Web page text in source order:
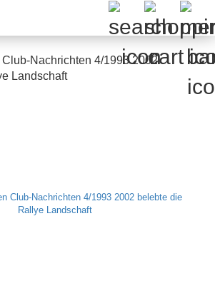
Club-Nachrichten 4/1993 2002
Landschaft